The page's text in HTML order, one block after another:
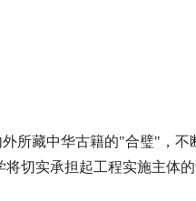
所藏中华古籍的"合璧"，不
切实承担起工程实施主体